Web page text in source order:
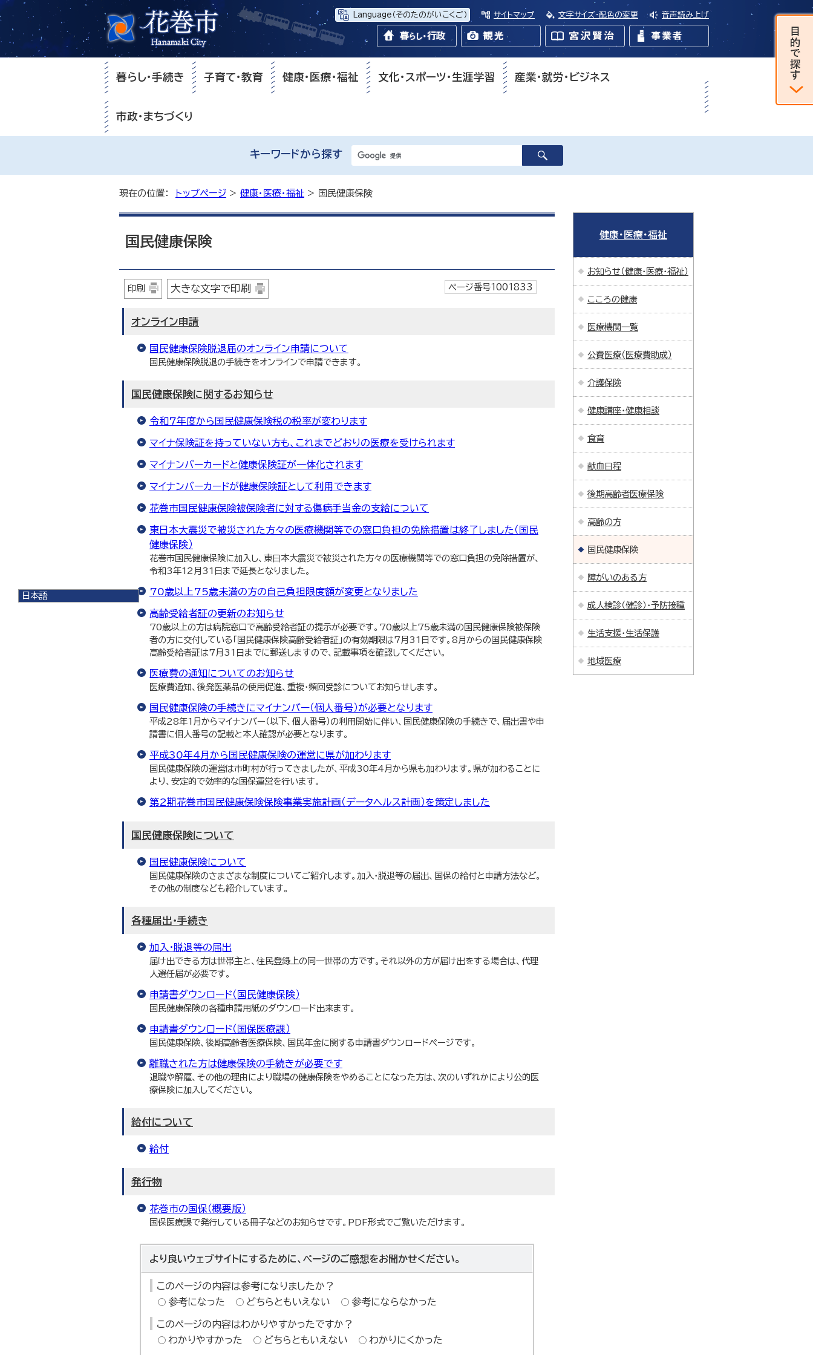
Language （そのたのがいこくご） サイトマップ 文字サイズ・配色の変更 音声読み上げ
日本語
暮らし・手続き 子育て・教育 健康・医療・福祉 文化・スポーツ・生涯学習 産業・就労・ビジネス
市政・まちづくり
キーワードから探す
現在の位置： トップページ > 健康・医療・福祉 > 国民健康保険
国民健康保険
印刷 大きな文字で印刷 ページ番号1001833
オンライン申請
国民健康保険脱退届のオンライン申請について
国民健康保険脱退の手続きをオンラインで申請できます。
国民健康保険に関するお知らせ
令和7年度から国民健康保険税の税率が変わります
マイナ保険証を持っていない方も、これまでどおりの医療を受けられます
マイナンバーカードと健康保険証が一体化されます
マイナンバーカードが健康保険証として利用できます
花巻市国民健康保険被保険者に対する傷病手当金の支給について
東日本大震災で被災された方々の医療機関等での窓口負担の免除措置は終了しました（国民
健康保険）
花巻市国民健康保険に加入し、東日本大震災で被災された方々の医療機関等での窓口負担の免除措置が、
令和3年12月31日まで延長となりました。
70歳以上75歳未満の方の自己負担限度額が変更となりました
高齢受給者証の更新のお知らせ
70歳以上の方は病院窓口で高齢受給者証の提示が必要です。70歳以上75歳未満の国民健康保険被保険
者の方に交付している「国民健康保険高齢受給者証」の有効期限は7月31日です。8月からの国民健康保険
高齢受給者証は7月31日までに郵送しますので、記載事項を確認してください。
医療費の通知についてのお知らせ
医療費通知、後発医薬品の使用促進、重複・頻回受診についてお知らせします。
国民健康保険の手続きにマイナンバー（個人番号）が必要となります
平成28年1月からマイナンバー（以下、個人番号）の利用開始に伴い、国民健康保険の手続きで、届出書や申
請書に個人番号の記載と本人確認が必要となります。
平成30年4月から国民健康保険の運営に県が加わります
国民健康保険の運営は市町村が行ってきましたが、平成30年4月から県も加わります。県が加わることに
より、安定的で効率的な国保運営を行います。
第2期花巻市国民健康保険保険事業実施計画（データヘルス計画）を策定しました
国民健康保険について
国民健康保険について
国民健康保険のさまざまな制度についてご紹介します。加入・脱退等の届出、国保の給付と申請方法など。
その他の制度なども紹介しています。
各種届出・手続き
加入・脱退等の届出
届け出できる方は世帯主と、住民登録上の同一世帯の方です。それ以外の方が届け出をする場合は、代理
人選任届が必要です。
申請書ダウンロード（国民健康保険）
国民健康保険の各種申請用紙のダウンロード出来ます。
申請書ダウンロード（国保医療課）
国民健康保険、後期高齢者医療保険、国民年金に関する申請書ダウンロードページです。
離職された方は健康保険の手続きが必要です
退職や解雇、その他の理由により職場の健康保険をやめることになった方は、次のいずれかにより公的医
療保険に加入してください。
給付について
給付
発行物
花巻市の国保（概要版）
国保医療課で発行している冊子などのお知らせです。PDF形式でご覧いただけます。
より良いウェブサイトにするために、ページのご感想をお聞かせください。
このページの内容は参考になりましたか？
参考になった
どちらともいえない 参考にならなかった
このページの内容はわかりやすかったですか？
わかりやすかった
どちらともいえない わかりにくかった
健康・医療・福祉
お知らせ（健康・医療・福祉）
こころの健康
医療機関一覧
公費医療（医療費助成）
介護保険
健康講座・健康相談
食育
献血日程
後期高齢者医療保険
高齢の方
国民健康保険
障がいのある方
成人検診（健診）・予防接種
生活支援・生活保護
地域医療